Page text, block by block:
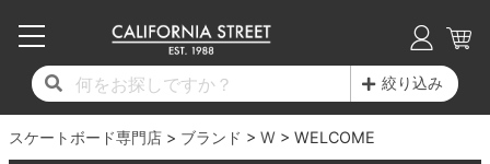
絞り込み
スケートボード専門店 ブランド W WELCOME
17時までのご注文は当日発送！
11,000円以上で送料無料！
毎月1日はポイント5倍！10日と20日は3倍！
17時までのご注文は当日発送！
11,000円以上で送料無料！
毎月1日はポイント5倍！10日と20日は3倍！
子供用デッキ
7.0inch以下
17時までのご注文は当日発送！
11,000円以上で送料無料！
毎月1日はポイント5倍！10日と20日は3倍！
7.0inch以下
7.2inch
17時までのご注文は当日発送！
11,000円以上で送料無料！
毎月1日はポイント5倍！10日と20日は3倍！
50mm
51mm
17時までのご注文は当日発送！
11,000円以上で送料無料！
毎月1日はポイント5倍！10日と20日は3倍！
20cm
21cm
17時までのご注文は当日発送！
11,000円以上で送料無料！
毎月1日はポイント5倍！10日と20日は3倍！
17時までのご注文は当日発送！
11,000円以上で送料無料！
毎月1日はポイント5倍！10日と20日は3倍！
17時までのご注文は当日発送！
11,000円以上で送料無料！
毎月1日はポイント5倍！10日と20日は3倍！
17時までのご注文は当日発送！
11,000円以上で送料無料！
毎月1日はポイント5倍！10日と20日は3倍！